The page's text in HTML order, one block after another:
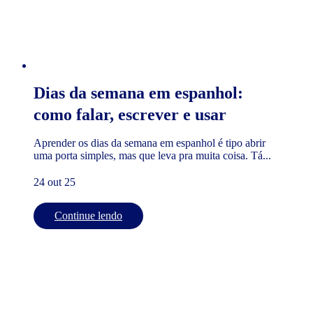
Dias da semana em espanhol:
como falar, escrever e usar
Aprender os dias da semana em espanhol é tipo abrir
uma porta simples, mas que leva pra muita coisa. Tá...
24 out 25
Continue lendo